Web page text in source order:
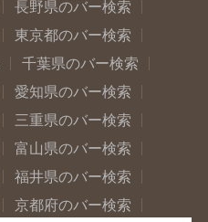
長野県のバー検索
東京都のバー検索
千葉県のバー検索
愛知県のバー検索
三重県のバー検索
富山県のバー検索
福井県のバー検索
京都府のバー検索